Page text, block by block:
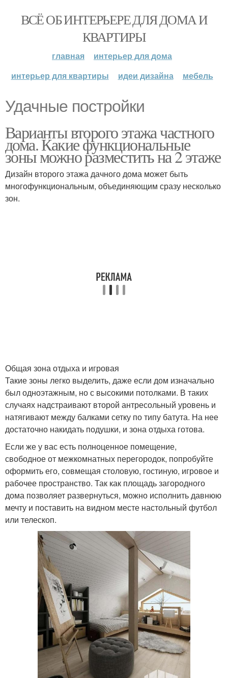
ВСЁ ОБ ИНТЕРЬЕРЕ ДЛЯ ДОМА И
КВАРТИРЫ
главная
интерьер для дома
интерьер для квартиры
идеи дизайна мебель
Удачные постройки
Варианты второго этажа частного
дома. Какие функциональные
зоны можно разместить на 2 этаже
Дизайн второго этажа дачного дома может быть
многофункциональным, объединяющим сразу несколько
зон.
Общая зона отдыха и игровая
Такие зоны легко выделить, даже если дом изначально
был одноэтажным, но с высокими потолками. В таких
случаях надстраивают второй антресольный уровень и
натягивают между балками сетку по типу батута. На нее
достаточно накидать подушки, и зона отдыха готова.
Если же у вас есть полноценное помещение,
свободное от межкомнатных перегородок, попробуйте
оформить его, совмещая столовую, гостиную, игровое и
рабочее пространство. Так как площадь загородного
дома позволяет развернуться, можно исполнить давнюю
мечту и поставить на видном месте настольный футбол
или телескоп.